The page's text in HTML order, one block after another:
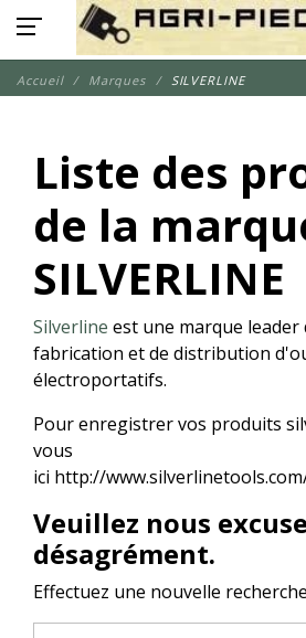
Accueil Marques SILVERLINE
Liste des
de la
SILVERLINE
Silverline est une marque
fabrication et de distribution
électroportatifs.
Pour enregistrer vos produits
vous
ici http://
Veuillez nous
désagrément.
Effectuez une nouvelle recherche